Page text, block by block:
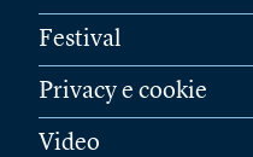
Festival
Privacy e cookie
Video